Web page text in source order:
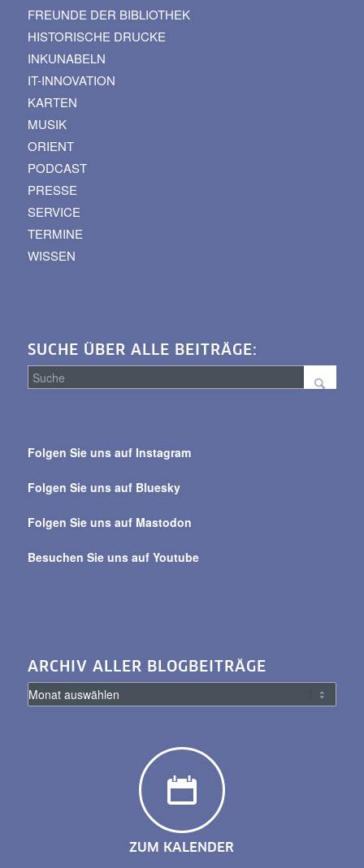
FREUNDE DER BIBLIOTHEK
HISTORISCHE DRUCKE
INKUNABELN
IT-INNOVATION
KARTEN
MUSIK
ORIENT
PODCAST
PRESSE
SERVICE
TERMINE
WISSEN
SUCHE ÜBER ALLE BEITRÄGE:
alle
Folgen Sie uns auf Instagram
Folgen Sie uns auf Bluesky
Folgen Sie uns auf Mastodon
Besuchen Sie uns auf Youtube
ARCHIV ALLER BLOGBEITRÄGE
ZUM KALENDER